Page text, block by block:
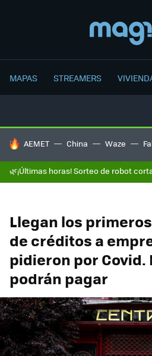
MAPAS STREAMERS
HOY SE HABLA DE
AEMET China Waze
🌿¡Últimas horas! Sorteo de robot
Llegan los
de créditos a
pidieron por Covid.
podrán pagar